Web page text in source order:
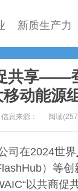
新质生产力
共享——
动能源
信息来源： 阅读(
司在2024世界
）等
以共商促